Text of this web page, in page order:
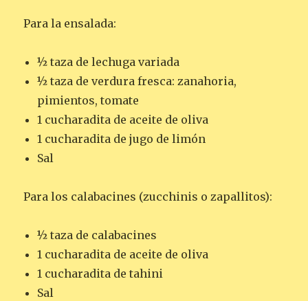
Para la ensalada:
½ taza de lechuga variada
½ taza de verdura fresca: zanahoria,
pimientos, tomate
1 cucharadita de aceite de oliva
1 cucharadita de jugo de limón
Sal
Para los calabacines (zucchinis o zapallitos):
½ taza de calabacines
1 cucharadita de aceite de oliva
1 cucharadita de tahini
Sal